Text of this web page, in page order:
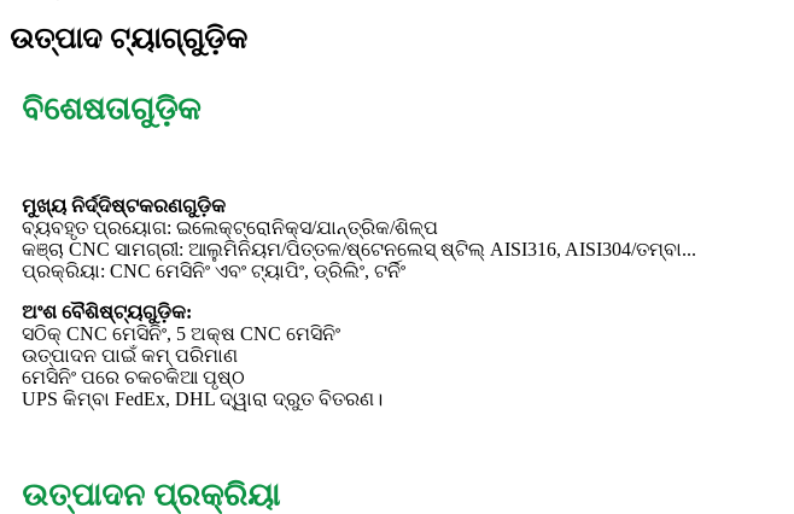
ଉତ୍ପାଦ ଟ୍ୟାଗ୍‌ଗୁଡ଼ିକ
ବିଶେଷତାଗୁଡ଼ିକ
ମୁଖ୍ୟ ନିର୍ଦ୍ଦିଷ୍ଟକରଣଗୁଡ଼ିକ
ବ୍ୟବହୃତ ପ୍ରୟୋଗ: ଇଲେକ୍ଟ୍ରୋନିକ୍ସ/ଯାନ୍ତ୍ରିକ/ଶିଳ୍ପ
କଞ୍ଚା CNC ସାମଗ୍ରୀ: ଆଲୁମିନିୟମ/ପିତ୍ତଳ/ଷ୍ଟେନଲେସ୍ ଷ୍ଟିଲ୍ AISI316, AISI304/ତମ୍ବା...
ପ୍ରକ୍ରିୟା: CNC ମେସିନିଂ ଏବଂ ଟ୍ୟାପିଂ, ଡ୍ରିଲିଂ, ଟର୍ନିଂ
ଅଂଶ ବୈଶିଷ୍ଟ୍ୟଗୁଡ଼ିକ:
ସଠିକ୍ CNC ମେସିନିଂ, 5 ଅକ୍ଷ CNC ମେସିନିଂ
ଉତ୍ପାଦନ ପାଇଁ କମ୍ ପରିମାଣ
ମେସିନିଂ ପରେ ଚକଚକିଆ ପୃଷ୍ଠ
UPS କିମ୍ବା FedEx, DHL ଦ୍ୱାରା ଦ୍ରୁତ ବିତରଣ।
ଉତ୍ପାଦନ ପ୍ରକ୍ରିୟା